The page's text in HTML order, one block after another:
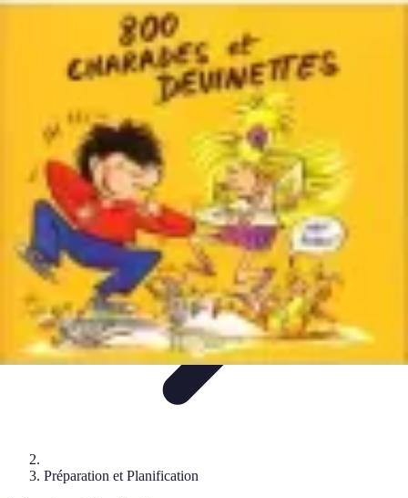
Planification des ObsèquesAspects
CérémoniesOrganisationFinances
Préparation et Planification